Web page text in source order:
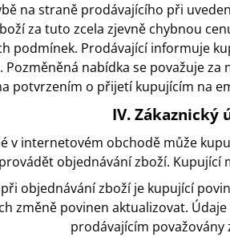
na straně prodávajícího při
za tuto zcela zjevně chybnou
podmínek. Prodávající informuje
nabídka se považuje
potvrzením o přijetí kupujícím na
IV. Zákaznický
v internetovém obchodě může
objednávání zboží. Kupující
objednávání zboží je kupující
změně povinen aktualizovat.
prodávajícím považovány